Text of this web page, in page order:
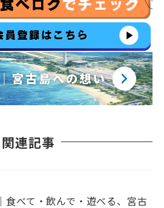
関連記事
食べて・飲んで・遊べる、宮古